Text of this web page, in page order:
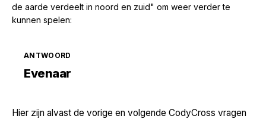
de aarde verdeelt in noord en zuid" om weer verder te
kunnen spelen:
ANTWOORD
Evenaar
Hier zijn alvast de vorige en volgende CodyCross vragen